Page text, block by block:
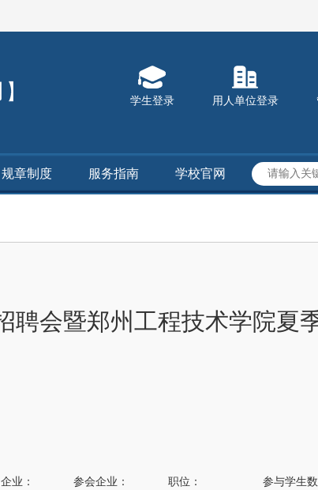
学生登录 用人单位登录
规章制度 服务指南 学校官网
聘会暨郑州工程技术学院夏
业： 参会企业： 职位： 参与学生数